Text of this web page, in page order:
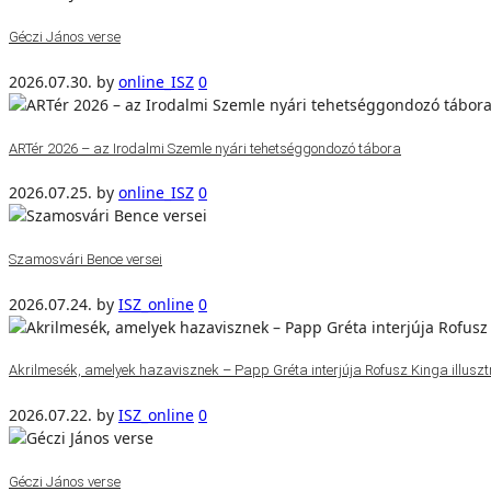
Géczi János verse
2026.07.30. by online_ISZ 0
ARTér 2026 – az Irodalmi Szemle nyári tehetséggondozó tábora
2026.07.25. by online_ISZ 0
Szamosvári Bence versei
2026.07.24. by ISZ_online 0
Akrilmesék, amelyek hazavisznek – Papp Gréta interjúja Rofusz Kinga
2026.07.22. by ISZ_online 0
Géczi János verse